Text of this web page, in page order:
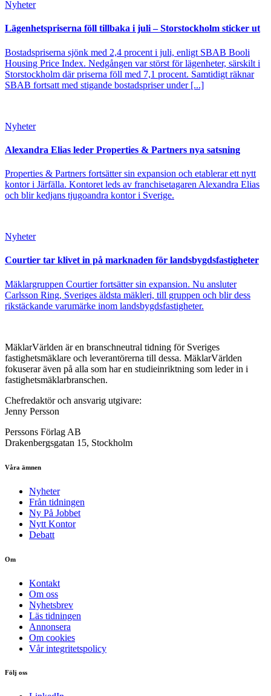
Nyheter
Lägenhetspriserna föll tillbaka i juli – Storstockholm sticker ut
Bostadspriserna sjönk med 2,4 procent i juli, enligt SBAB Booli
Housing Price Index. Nedgången var störst för lägenheter, särskilt i
Storstockholm där priserna föll med 7,1 procent. Samtidigt räknar
SBAB fortsatt med stigande bostadspriser under [...]
Nyheter
Alexandra Elias leder Properties & Partners nya satsning
Properties & Partners fortsätter sin expansion och etablerar ett nytt
kontor i Järfälla. Kontoret leds av franchisetagaren Alexandra Elias
och blir kedjans tjugoandra kontor i Sverige.
Nyheter
Courtier tar klivet in på marknaden för landsbygdsfastigheter
Mäklargruppen Courtier fortsätter sin expansion. Nu ansluter
Carlsson Ring, Sveriges äldsta mäkleri, till gruppen och blir dess
rikstäckande varumärke inom landsbygdsfastigheter.
MäklarVärlden är en branschneutral tidning för Sveriges
fastighetsmäklare och leverantörerna till dessa. MäklarVärlden
fokuserar även på alla som har en studieinriktning som leder in i
fastighetsmäklarbranschen.
Chefredaktör och ansvarig utgivare:
Jenny Persson
Perssons Förlag AB
Drakenbergsgatan 15, Stockholm
Våra ämnen
Nyheter
Från tidningen
Ny På Jobbet
Nytt Kontor
Debatt
Om
Kontakt
Om oss
Nyhetsbrev
Läs tidningen
Annonsera
Om cookies
Vår integritetspolicy
Följ oss